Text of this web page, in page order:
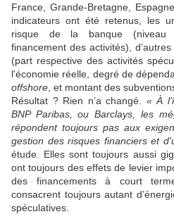
France, Grande-Bretagne,
indicateurs ont été retenus, les
risque de la banque (niveau
financement des activités),
(part respective des activités
l'économie réelle, degré de
offshore , et montant des
Résultat ? Rien n’a changé. « À
BNP Paribas, ou Barclays, les
répondent toujours pas aux
gestion des risques financiers et
étude. Elles sont toujours aussi
ont toujours des effets de levier
des financements à court
consacrent toujours autant
spéculatives.